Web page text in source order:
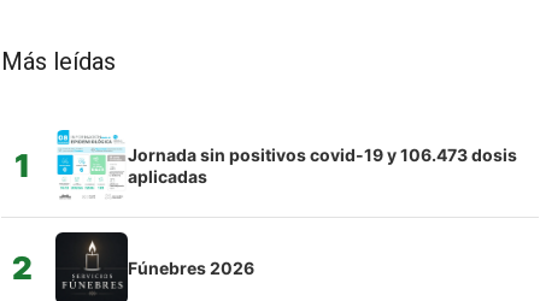
Más leídas
1
Jornada sin positivos covid-19 y 106.473 dosis
aplicadas
2 Fúnebres 2026